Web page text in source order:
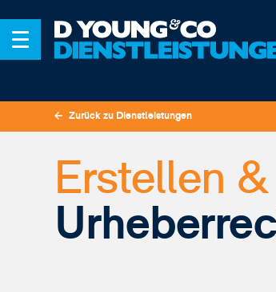
Zurück zu Dienstleistungen
Erstellen